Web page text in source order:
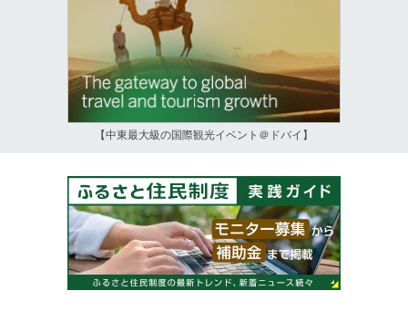
【中東最大級の国際観光イベント＠ドバイ】